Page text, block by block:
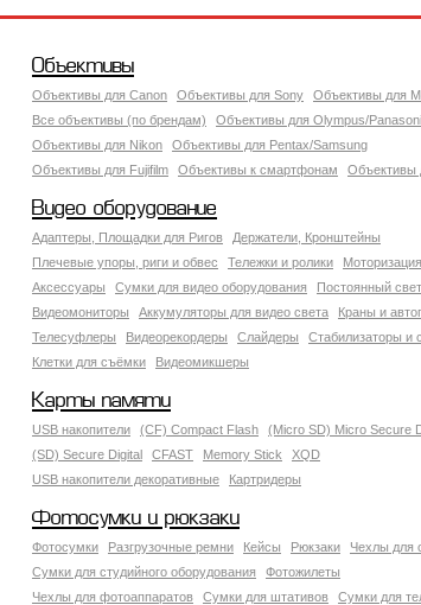
Объективы
Объективы для Canon Объективы для Sony
Объективы для
Все объективы (по брендам)
Объективы для Olympus/
Объективы для Nikon
Объективы для Pentax/Samsung
Объективы для Fujifilm
Объективы к смартфонам Объективы
Видео оборудование
Адаптеры, Площадки для Ригов
Держатели, Кронштейны
Плечевые упоры, риги и обвес
Тележки и ролики
Моторизация
Аксессуары
Сумки для видео оборудования
Постоянный свет
Видеомониторы
Аккумуляторы для видео света
Краны и
Телесуфлеры
Видеорекордеры Слайдеры
Стабилизаторы и
Клетки для съёмки
Видеомикшеры
Карты памяти
USB накопители (CF) Compact Flash
(Micro SD) Micro Secure
(SD) Secure Digital
CFAST Memory Stick
XQD
USB накопители декоративные
Картридеры
Фотосумки и рюкзаки
Фотосумки Разгрузочные ремни Кейсы Рюкзаки
Чехлы для
Сумки для студийного оборудования
Фотожилеты
Чехлы для фотоаппаратов
Сумки для штативов
Сумки для